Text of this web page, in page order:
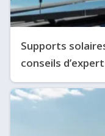
Supports
conseils